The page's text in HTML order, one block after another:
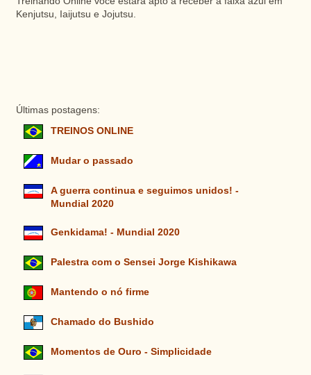
Kenjutsu, Iaijutsu e Jojutsu.
Últimas postagens:
TREINOS ONLINE
Mudar o passado
A guerra continua e seguimos unidos! -
Mundial 2020
Genkidama! - Mundial 2020
Palestra com o Sensei Jorge Kishikawa
Mantendo o nó firme
Chamado do Bushido
Momentos de Ouro - Simplicidade